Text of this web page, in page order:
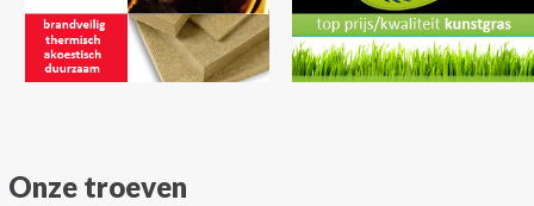
Onze troeven